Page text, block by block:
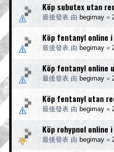
Köp subutex utan
最後發表 由 begimay «
Köp fentanyl online
最後發表 由 begimay «
Köp fentanyl online
最後發表 由 begimay «
Köp fentanyl utan
最後發表 由 begimay «
Köp rohypnol online
最後發表 由 begimay «